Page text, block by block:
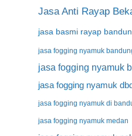
Jasa Anti Rayap
jasa basmi rayap
jasa fogging nyamuk
jasa fogging nyamuk
jasa fogging nyamuk
jasa fogging nyamuk di
jasa fogging nyamuk medan